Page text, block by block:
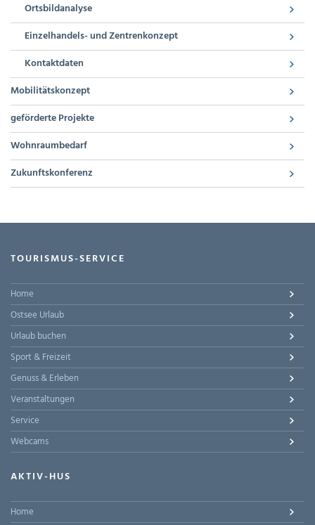
Ortsbildanalyse
Einzelhandels- und Zentrenkonzept
Kontaktdaten
Mobilitätskonzept
geförderte Projekte
Wohnraumbedarf
Zukunftskonferenz
TOURISMUS-SERVICE
Home
Ostsee Urlaub
Urlaub buchen
Sport & Freizeit
Genuss & Erleben
Veranstaltungen
Service
Webcams
AKTIV-HUS
Home